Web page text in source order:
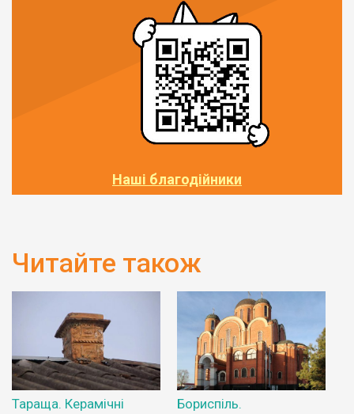
Наші благодійники
Читайте також
Тараща. Керамічні
Бориспіль.